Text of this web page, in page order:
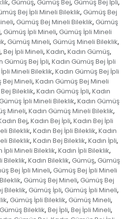
, Gümüş, Gümüş Bej, Gümüş Bej İpli,
Bej İpli Mineli Bileklik, Gümüş Bej
, Gümüş Bej Mineli Bileklik, Gümüş
, Gümüş İpli Mineli, Gümüş İpli Mineli
, Gümüş Mineli, Gümüş Mineli Bileklik,
, Bej İpli Mineli, Kadın, Kadın Gümüş,
Gümüş Bej İpli, Kadın Gümüş Bej İpli
Mineli Bileklik, Kadın Gümüş Bej İpli
Bej Mineli, Kadın Gümüş Bej Mineli
Bileklik, Kadın Gümüş İpli, Kadın
İpli Mineli Bileklik, Kadın Gümüş
Mineli, Kadın Gümüş Mineli Bileklik,
Bej, Kadın Bej İpli, Kadın Bej İpli
Bileklik, Kadın Bej İpli Bileklik, Kadın
Bileklik, Kadın Bej Bileklik, Kadın İpli,
İpli Mineli Bileklik, Kadın İpli Bileklik,
Bileklik, Kadın Bileklik, Gümüş, Gümüş
Bej İpli Mineli, Gümüş Bej İpli Mineli
, Gümüş Bej Mineli, Gümüş Bej
Bileklik, Gümüş İpli, Gümüş İpli Mineli,
, Gümüş İpli Bileklik, Gümüş Mineli,
Gümüş Bileklik, Bej İpli, Bej İpli Mineli,